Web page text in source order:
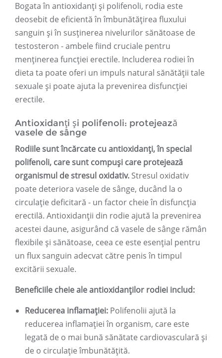
Bogata în antioxidanți și polifenoli, rodia este
deosebit de eficientă în îmbunătățirea fluxului
sanguin și în susținerea nivelurilor sănătoase de
testosteron - ambele fiind cruciale pentru
menținerea funcției erectile. Includerea rodiei în
dieta ta poate oferi un impuls natural sănătății tale
sexuale și poate ajuta la prevenirea disfuncției
erectile.
Antioxidanți și polifenoli: protejează
vasele de sânge
Rodiile sunt încărcate cu antioxidanți, în special
polifenoli, care sunt compuși care protejează
organismul de stresul oxidativ. Stresul oxidativ
poate deteriora vasele de sânge, ducând la o
circulație deficitară - un factor cheie în disfuncția
erectilă. Antioxidanții din rodie ajută la prevenirea
acestei daune, asigurând că vasele de sânge rămân
flexibile și sănătoase, ceea ce este esențial pentru
un flux sanguin adecvat către penis în timpul
excitării sexuale.
Beneficiile cheie ale antioxidanților rodiei includ:
Reducerea inflamației: Polifenolii ajută la
reducerea inflamației în organism, care este
legată de o mai bună sănătate cardiovasculară și
de o circulație îmbunătățită.